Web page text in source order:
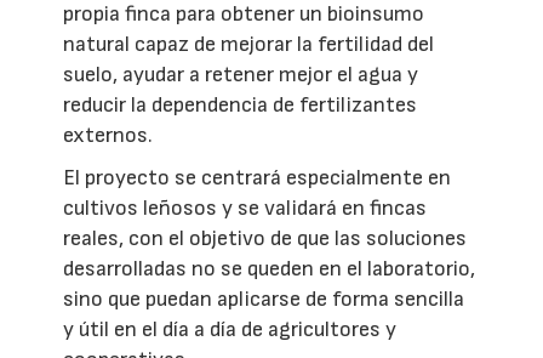
propia finca para obtener un bioinsumo
natural capaz de mejorar la fertilidad del
suelo, ayudar a retener mejor el agua y
reducir la dependencia de fertilizantes
externos.
El proyecto se centrará especialmente en
cultivos leñosos y se validará en fincas
reales, con el objetivo de que las soluciones
desarrolladas no se queden en el laboratorio,
sino que puedan aplicarse de forma sencilla
y útil en el día a día de agricultores y